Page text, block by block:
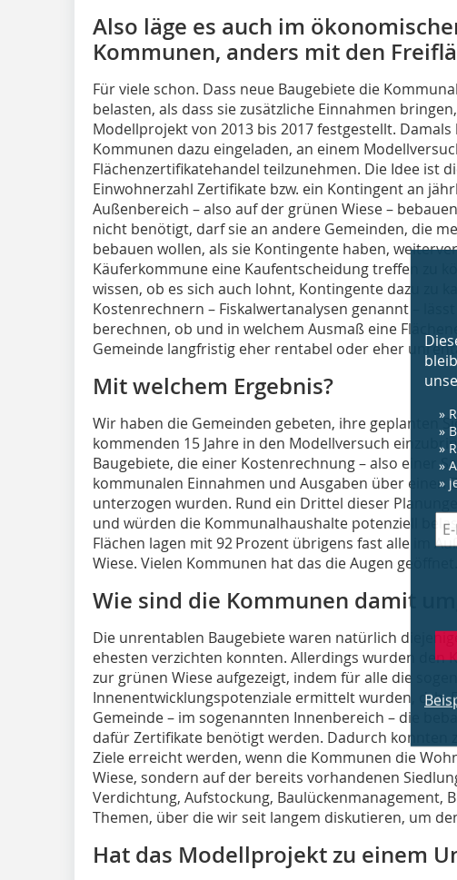
Also läge es auch im
Kommunen, anders mit den
Für viele schon. Dass neue Baugebiete die
belasten, als dass sie zusätzliche Einnahmen
Modellprojekt von 2013 bis 2017 festgestellt.
Kommunen dazu eingeladen, an einem
Flächenzertifikatehandel teilzunehmen. Die Idee ist
Einwohnerzahl Zertifikate bzw. ein Kontingent an
Außenbereich – also auf der grünen Wiese –
nicht benötigt, darf sie an andere Gemeinden, die
bebauen wollen, als sie Kontingente haben,
Käuferkommune eine Kaufentscheidung treffen zu
wissen, ob es sich auch lohnt, Kontingente dazu zu
Kostenrechnern – Fiskalwertanalysen genannt – lässt
berechnen, ob und in welchem Ausmaß eine
Gemeinde langfristig eher rentabel oder eher
Mit welchem Ergebnis?
Wir haben die Gemeinden gebeten, ihre geplanten
kommenden 15 Jahre in den Modellversuch
Baugebiete, die einer Kostenrechnung – also einer
kommunalen Einnahmen und Ausgaben über einen
unterzogen wurden. Rund ein Drittel dieser
und würden die Kommunalhaushalte potenziell
Flächen lagen mit 92 Prozent übrigens fast alle im
Wiese. Vielen Kommunen hat das die Augen geöffnet.
Wie sind die Kommunen damit
Die unrentablen Baugebiete waren natürlich
ehesten verzichten konnten. Allerdings wurden den
zur grünen Wiese aufgezeigt, indem für alle die
Innenentwicklungspotenziale ermittelt wurden, d. h.
Gemeinde – im sogenannten Innenbereich – die
dafür Zertifikate benötigt werden. Dadurch konnten
Ziele erreicht werden, wenn die Kommunen die
Wiese, sondern auf der bereits vorhandenen
Verdichtung, Aufstockung, Baulückenmanagement,
Themen, über die wir seit langem diskutieren, um
Hat das Modellprojekt zu einem
»
»
»